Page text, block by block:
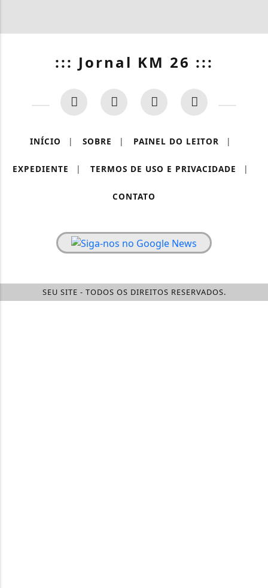
::: Jornal KM 26 :::
INÍCIO | SOBRE | PAINEL DO LEITOR |
EXPEDIENTE | TERMOS DE USO E PRIVACIDADE |
CONTATO
SEU SITE - TODOS OS DIREITOS RESERVADOS.